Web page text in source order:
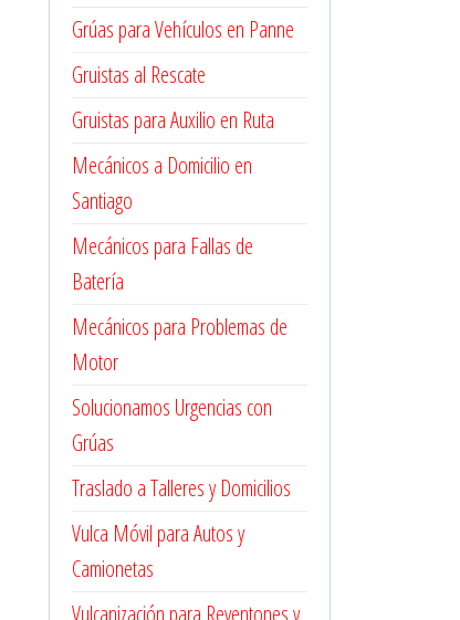
Grúas para Vehículos en Panne
Gruistas al Rescate
Gruistas para Auxilio en Ruta
Mecánicos a Domicilio en
Santiago
Mecánicos para Fallas de
Batería
Mecánicos para Problemas de
Motor
Solucionamos Urgencias con
Grúas
Traslado a Talleres y Domicilios
Vulca Móvil para Autos y
Camionetas
Vulcanización para Reventones y